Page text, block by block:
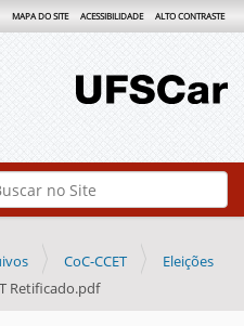
Avançada…
MAPA DO SITE ACESSIBILIDADE ALTO CONTRASTE
CoC-CCET
Eleições
Retificado.pdf